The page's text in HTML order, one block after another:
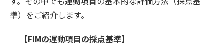
準）をご紹介します。
【FIMの運動項目の採点基準】